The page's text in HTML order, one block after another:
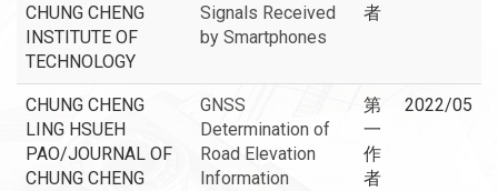
CHUNG CHENG
INSTITUTE OF
TECHNOLOGY
Signals Received
by Smartphones
者
CHUNG CHENG
LING HSUEH
PAO/JOURNAL OF
CHUNG CHENG
GNSS
Determination of
Road Elevation
Information
第
一
作
者
2022/05